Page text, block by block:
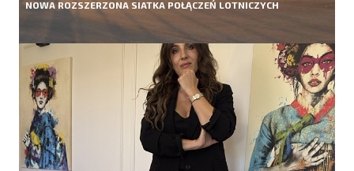
NOWA ROZSZERZONA SIATKA POŁĄCZEŃ LOTNICZYCH